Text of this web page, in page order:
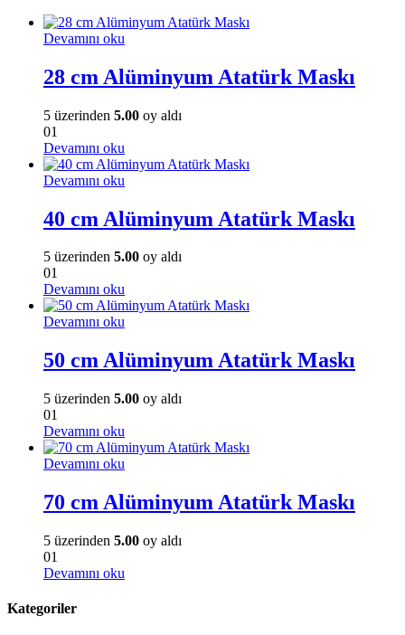
Devamını oku
28 cm Alüminyum Atatürk Maskı
5 üzerinden 5.00 oy aldı
01
Devamını oku
Devamını oku
40 cm Alüminyum Atatürk Maskı
5 üzerinden 5.00 oy aldı
01
Devamını oku
Devamını oku
50 cm Alüminyum Atatürk Maskı
5 üzerinden 5.00 oy aldı
01
Devamını oku
Devamını oku
70 cm Alüminyum Atatürk Maskı
5 üzerinden 5.00 oy aldı
01
Devamını oku
Kategoriler